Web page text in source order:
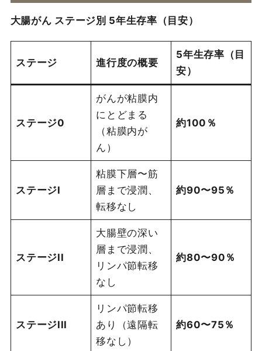
大腸がん ステージ別 5年生存率（目安）
ステージ 進行度の概要
5年生存率（目
安）
ステージ0
がんが粘膜内
にとどまる
（粘膜内が
ん）
約100％
ステージI
粘膜下層〜筋
層まで浸潤、
転移なし
約90〜95％
ステージII
大腸壁の深い
層まで浸潤、
リンパ節転移
なし
約80〜90％
ステージIII
リンパ節転移
あり（遠隔転
移なし）
約60〜75％